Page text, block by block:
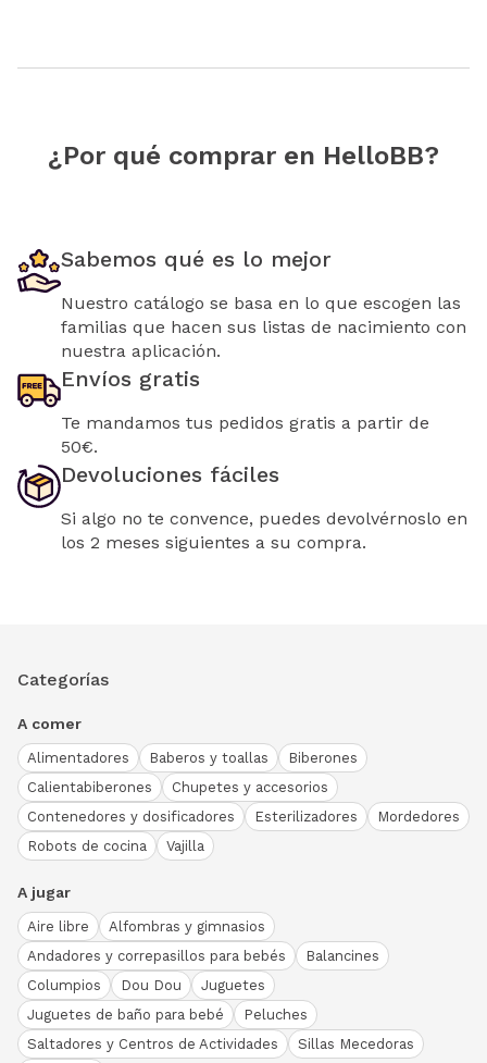
¿Por qué comprar en HelloBB?
Sabemos qué es lo mejor
Nuestro catálogo se basa en lo que escogen las
familias que hacen sus listas de nacimiento con
nuestra aplicación.
Envíos gratis
Te mandamos tus pedidos gratis a partir de
50€.
Devoluciones fáciles
Si algo no te convence, puedes devolvérnoslo en
los 2 meses siguientes a su compra.
Categorías
A comer
Alimentadores Baberos y toallas
Biberones
Calientabiberones
Chupetes y accesorios
Contenedores y dosificadores
Esterilizadores
Mordedores
Robots de cocina
Vajilla
A jugar
Aire libre
Alfombras y gimnasios
Andadores y correpasillos para bebés
Balancines
Columpios
Dou Dou
Juguetes
Juguetes de baño para bebé
Peluches
Saltadores y Centros de Actividades
Sillas Mecedoras